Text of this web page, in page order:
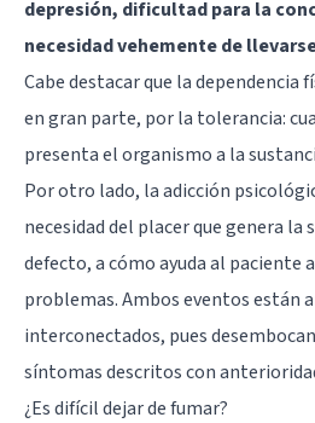
depresión, dificultad para la
necesidad vehemente de
Cabe destacar que la dependencia
en gran parte, por la tolerancia:
presenta el organismo a la
Por otro lado, la adicción
necesidad del placer que genera la
defecto, a cómo ayuda al paciente
problemas. Ambos eventos están
interconectados, pues
síntomas descritos con
¿Es difícil dejar de fumar?